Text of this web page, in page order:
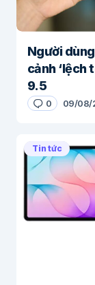
Người
cảnh ‘lệch
9.5
0 09/08/
Tin tức